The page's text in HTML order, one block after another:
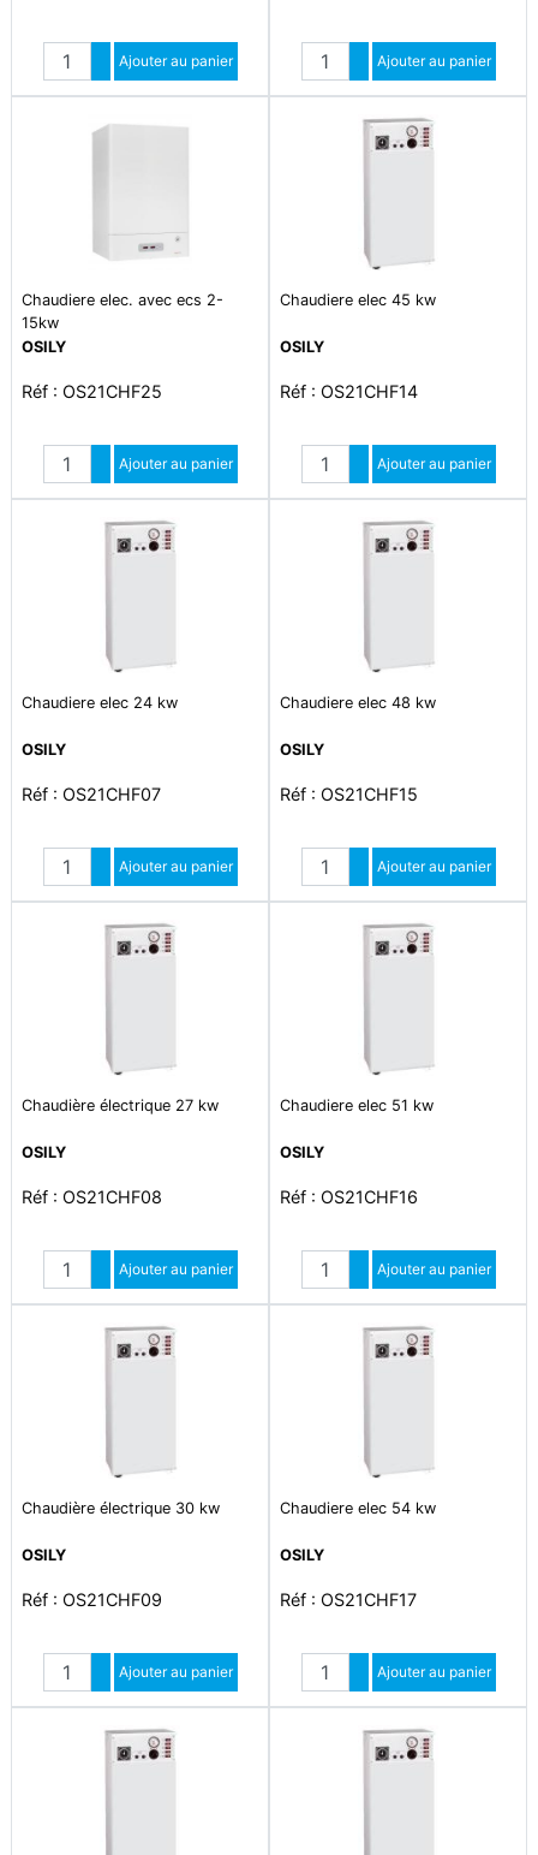
Quantité
Augmenter quantité
Diminuer quantité
Ajouter au panier Quantité
Augmenter quantité
Diminuer quantité
Ajouter au panier
Chaudiere elec. avec ecs 2-
15kw
OSILY
Réf : OS21CHF25
Quantité
Augmenter quantité
Diminuer quantité
Ajouter au panier
Chaudiere elec 45 kw
OSILY
Réf : OS21CHF14
Quantité
Augmenter quantité
Diminuer quantité
Ajouter au panier
Chaudiere elec 24 kw
OSILY
Réf : OS21CHF07
Quantité
Augmenter quantité
Diminuer quantité
Ajouter au panier
Chaudiere elec 48 kw
OSILY
Réf : OS21CHF15
Quantité
Augmenter quantité
Diminuer quantité
Ajouter au panier
Chaudière électrique 27 kw
OSILY
Réf : OS21CHF08
Quantité
Augmenter quantité
Diminuer quantité
Ajouter au panier
Chaudiere elec 51 kw
OSILY
Réf : OS21CHF16
Quantité
Augmenter quantité
Diminuer quantité
Ajouter au panier
Chaudière électrique 30 kw
OSILY
Réf : OS21CHF09
Quantité
Augmenter quantité
Diminuer quantité
Ajouter au panier
Chaudiere elec 54 kw
OSILY
Réf : OS21CHF17
Quantité
Augmenter quantité
Diminuer quantité
Ajouter au panier